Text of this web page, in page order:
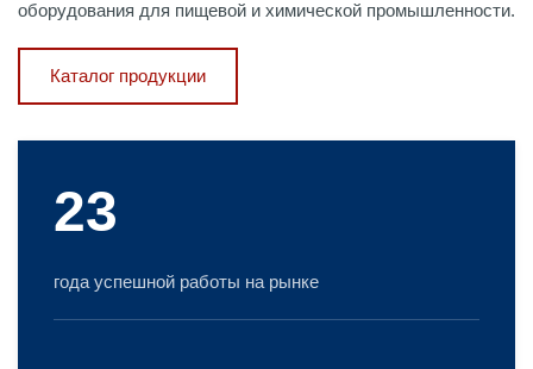
оборудования для пищевой и химической промышленности.
Каталог продукции
23
года успешной работы на рынке